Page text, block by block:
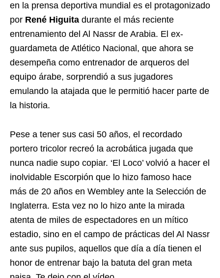
en la prensa deportiva mundial es el protagonizado
por René Higuita durante el más reciente
entrenamiento del Al Nassr de Arabia. El ex-
guardameta de Atlético Nacional, que ahora se
desempeña como entrenador de arqueros del
equipo árabe, sorprendió a sus jugadores
emulando la atajada que le permitió hacer parte de
la historia.
Pese a tener sus casi 50 años, el recordado
portero tricolor recreó la acrobática jugada que
nunca nadie supo copiar. ‘El Loco’ volvió a hacer el
inolvidable Escorpión que lo hizo famoso hace
más de 20 años en Wembley ante la Selección de
Inglaterra. Esta vez no lo hizo ante la mirada
atenta de miles de espectadores en un mítico
estadio, sino en el campo de prácticas del Al Nassr
ante sus pupilos, aquellos que día a día tienen el
honor de entrenar bajo la batuta del gran meta